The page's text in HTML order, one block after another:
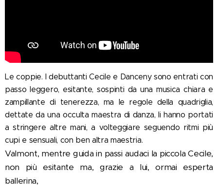
Le coppie. I debuttanti Cecile e Danceny sono entrati con
passo leggero, esitante, sospinti da una musica chiara e
zampillante di tenerezza, ma le regole della quadriglia,
dettate da una occulta maestra di danza, li hanno portati
a stringere altre mani, a volteggiare seguendo ritmi più
cupi e sensuali, con ben altra maestria.
Valmont, mentre guida in passi audaci la piccola Cecile,
non più esitante ma, grazie a lui, ormai esperta
ballerina,